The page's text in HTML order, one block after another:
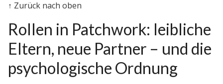
↑ Zurück nach oben
Rollen in Patchwork: leibliche
Eltern, neue Partner – und die
psychologische Ordnung